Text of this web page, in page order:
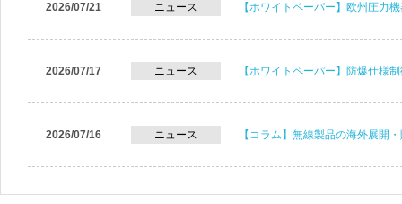
2026/07/21 ニュース 【ホワイトペーパー】欧州圧力
2026/07/17 ニュース 【ホワイトペーパー】防爆仕様
2026/07/16 ニュース 【コラム】無線製品の海外展開